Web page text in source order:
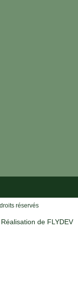
réservés
de FLYDEV